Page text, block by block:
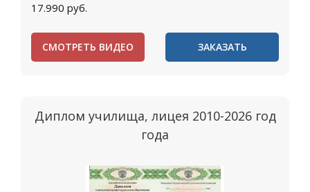
17.990 руб.
СМОТРЕТЬ ВИДЕО ЗАКАЗАТЬ
Диплом училища, лицея 2010-2026 год
года